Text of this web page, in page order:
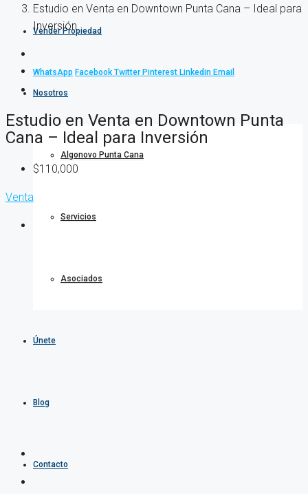
Vender Propiedad
Nosotros
Algonovo Punta Cana
Servicios
Asociados
Únete
Blog
Contacto
Estudio en Venta en Downtown Punta Cana – Ideal para
Inversión
WhatsApp Facebook Twitter Pinterest Linkedin Email
Estudio en Venta en Downtown Punta
Cana – Ideal para Inversión
$110,000
Venta